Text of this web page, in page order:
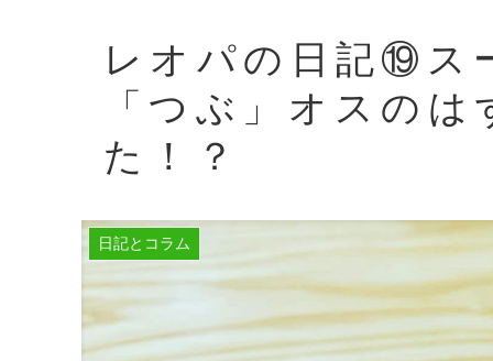
レオパの日記⑲ス
「つぶ」オスの
た！？
日記とコラム